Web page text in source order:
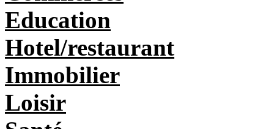
Education
Hotel/restaurant
Immobilier
Loisir